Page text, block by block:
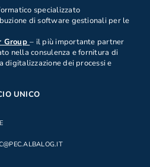
specializzato
di software gestionali per le
Group– il più importante partner
nella consulenza e fornitura di
digitalizzazione dei processi e
UNICO